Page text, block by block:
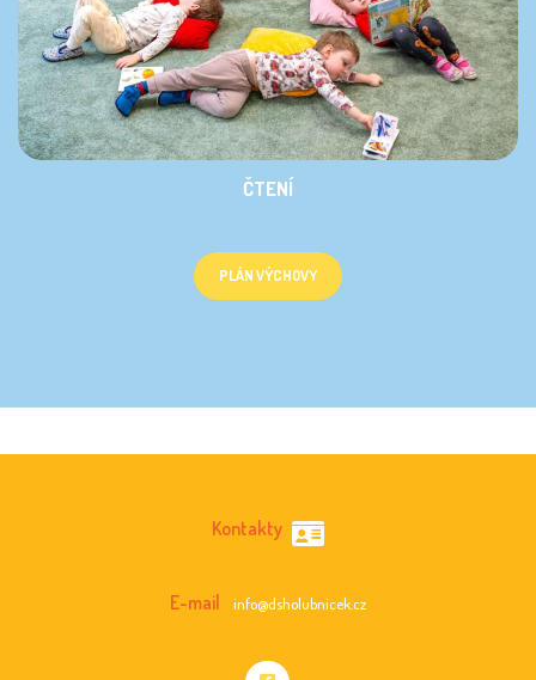
ČTENÍ
PLÁN VÝCHOVY
Kontakty
E-mail info@dsholubnicek.cz